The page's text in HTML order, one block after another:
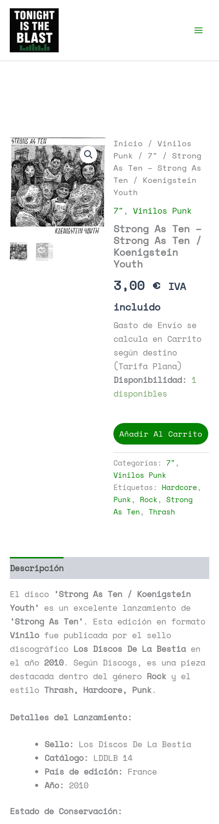
contenido
Inicio /Vinilos
Punk / 7" / Strong
As Ten – Strong As
Ten / Koenigstein
Youth
7" ,Vinilos Punk
Strong As Ten –
Strong As Ten /
Koenigstein
Youth
3,00 € IVA
incluido
Gasto de Envío se
calcula en Carrito
según destino
(Tarifa Plana)
Disponibilidad: 1
disponibles
As
Ten
Strong
As
Ten
/
Koenigstein
Youth
cantidad
Añadir Al Carrito
Categorías: 7" ,
Vinilos Punk
Etiquetas: Hardcore,
Punk, Rock,Strong
As Ten,Thrash
Descripción
El disco ‘Strong As Ten / Koenigstein
Youth’ es un excelente lanzamiento de
‘Strong As Ten’ . Esta edición en formato
Vinilo fue publicada por el sello
discográfico Los Discos De La Bestiaen
el año 2010. Según Discogs, es una pieza
destacada dentro del género Rock y el
estilo Thrash, Hardcore, Punk.
Detalles del Lanzamiento:
Sello: Los Discos De La Bestia
Catálogo: LDDLB 14
País de edición: France
Año: 2010
Estado de Conservación: